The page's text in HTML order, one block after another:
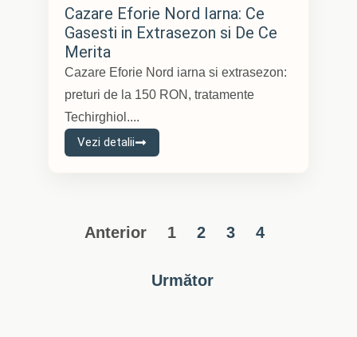
Cazare Eforie Nord Iarna: Ce
Gasesti in Extrasezon si De Ce
Merita
Cazare Eforie Nord iarna si extrasezon:
preturi de la 150 RON, tratamente
Techirghiol....
Vezi detalii
Anterior 1 2 3 4
Următor